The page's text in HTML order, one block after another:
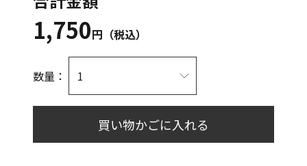
1,750円（税込）
数量：
買い物かごに入れる